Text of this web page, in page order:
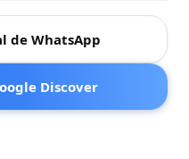
de WhatsApp
Discover